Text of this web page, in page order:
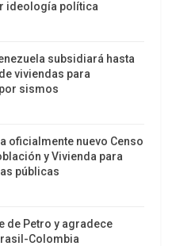
nuclear, sino el
ideología política
subsidiará hasta
viviendas para
sismos
oficialmente nuevo Censo
y Vivienda para
públicas
de Petro y agradece
Colombia